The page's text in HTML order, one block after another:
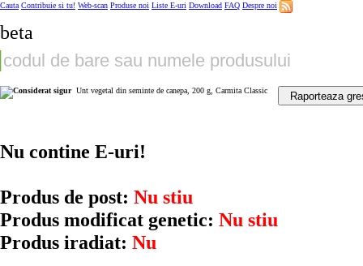
Cauta Contribuie si tu! Web-scan Produse noi Liste E-uri Download FAQ Despre noi
beta
Unt vegetal din seminte de canepa, 200 g, Carmita Classic Raporteaza
Nu contine E-uri!
Produs de post: Nu stiu
Produs modificat genetic: Nu stiu
Produs iradiat: Nu